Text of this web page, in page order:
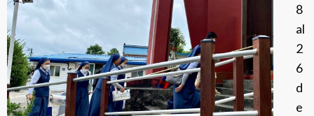
a
D
’
8
al
2
6
d
e